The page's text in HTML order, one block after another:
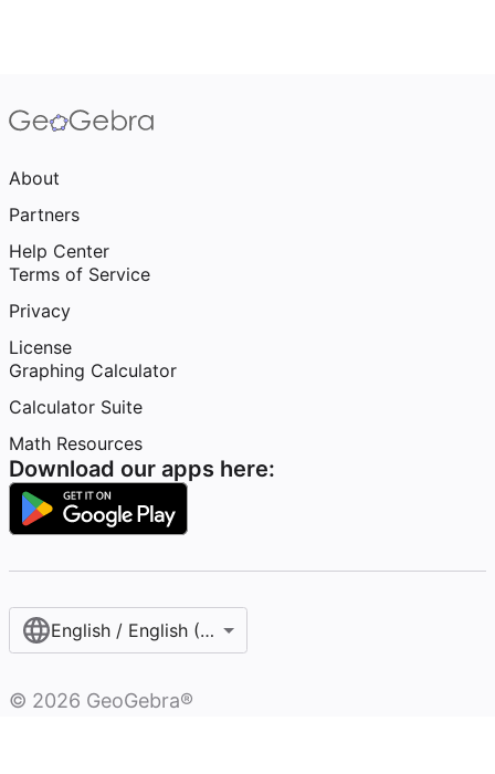
About
Partners
Help Center
Terms of Service
Privacy
License
Graphing Calculator
Calculator Suite
Math Resources
Download our apps here:
English / English (United States)
© 2026 GeoGebra®